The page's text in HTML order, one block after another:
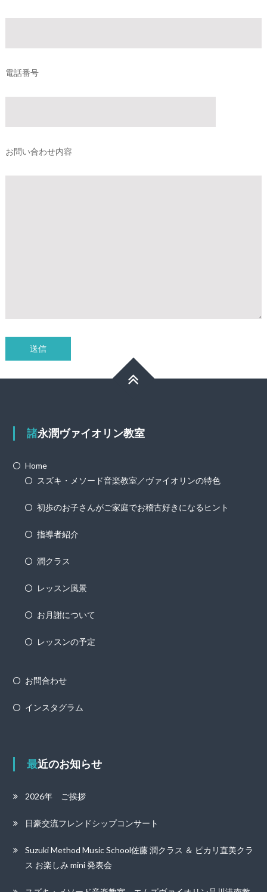
電話番号
お問い合わせ内容
諸永潤ヴァイオリン教室
Home
スズキ・メソード音楽教室／ヴァイオリンの特色
初歩のお子さんがご家庭でお稽古好きになるヒント
指導者紹介
潤クラス
レッスン風景
お月謝について
レッスンの予定
お問合わせ
インスタグラム
最近のお知らせ
2026年 ご挨拶
日豪交流フレンドシップコンサート
Suzuki Method Music School佐藤 潤クラス ＆ ピカリ直美クラ
ス お楽しみ mini 発表会